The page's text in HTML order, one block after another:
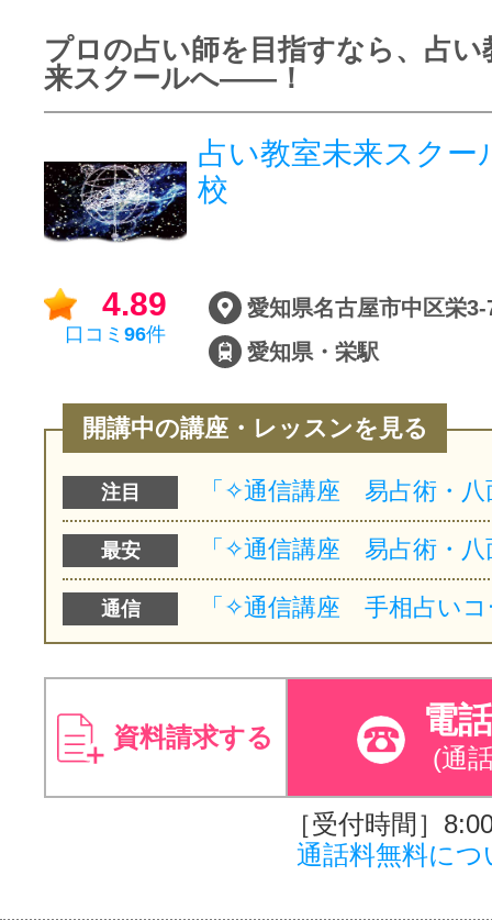
プロの占い師を目指すなら、占い
来スクールへ――！
占い教室未来スクー
校
4.89
口コミ 96件
愛知県・栄駅
開講中の講座・レッスンを見る
注目
最安
通信
資料請求する 電
(通
［受付時間］
通話料無料につ